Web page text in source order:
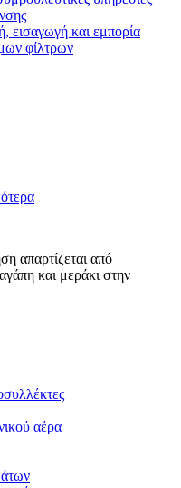
εισαγωγή και εμπορία
φίλτρων
απαρτίζεται από
και μεράκι στην
αέρα